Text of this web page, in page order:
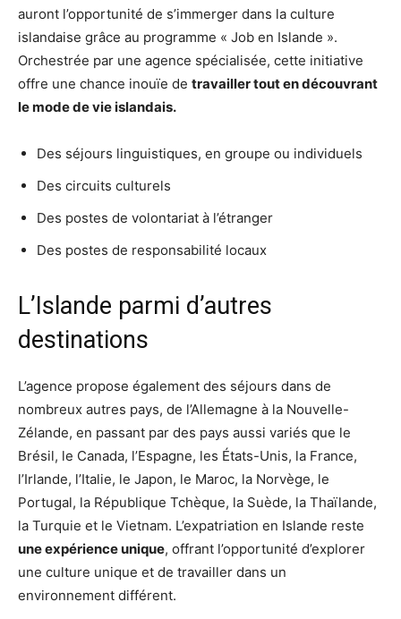
auront l’opportunité de s’immerger dans la culture
islandaise grâce au programme « Job en Islande ».
Orchestrée par une agence spécialisée, cette initiative
offre une chance inouïe de travailler tout en découvrant
le mode de vie islandais.
Des séjours linguistiques, en groupe ou individuels
Des circuits culturels
Des postes de volontariat à l’étranger
Des postes de responsabilité locaux
L’Islande parmi d’autres
destinations
L’agence propose également des séjours dans de
nombreux autres pays, de l’Allemagne à la Nouvelle-
Zélande, en passant par des pays aussi variés que le
Brésil, le Canada, l’Espagne, les États-Unis, la France,
l’Irlande, l’Italie, le Japon, le Maroc, la Norvège, le
Portugal, la République Tchèque, la Suède, la Thaïlande,
la Turquie et le Vietnam. L’expatriation en Islande reste
une expérience unique, offrant l’opportunité d’explorer
une culture unique et de travailler dans un
environnement différent.